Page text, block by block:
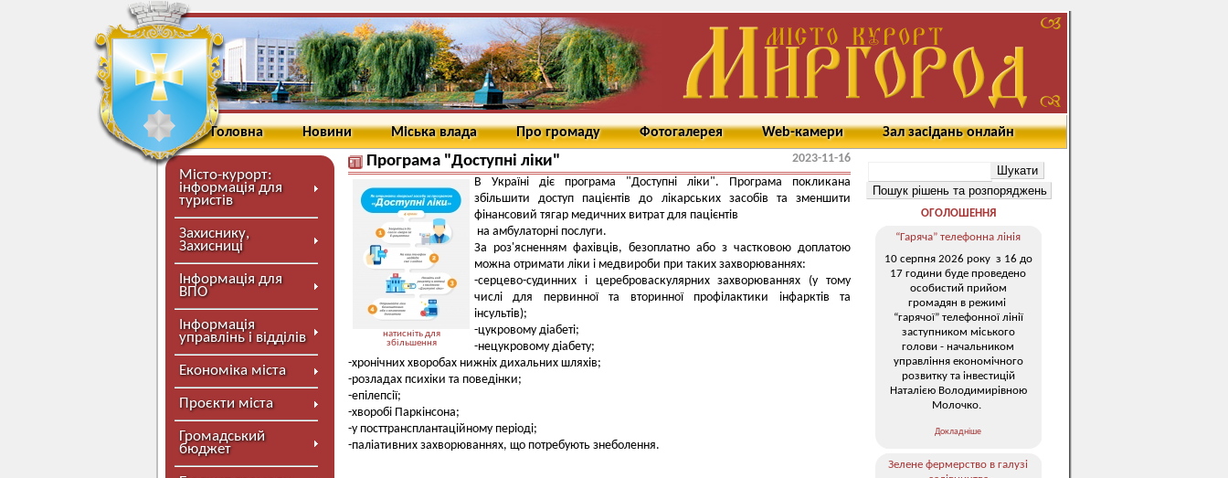
Головна Новини Міська влада Про громаду Фотогалерея Web-камери Зал засідань онлайн
Місто-курорт:
інформація для
туристів
Захиснику,
Захисниці
Інформація для
ВПО
Інформація
управлінь і відділів
Економіка міста
Проєкти міста
Громадський
бюджет
Програма "Доступні ліки" 2023-11-16
натисніть для
збільшення
В Україні діє програма "Доступні ліки". Програма покликана
збільшити доступ пацієнтів до лікарських засобів та зменшити
фінансовий тягар медичних витрат для пацієнтів
на амбулаторні послуги.
За роз'ясненням фахівців, безоплатно або з частковою доплатою
можна отримати ліки і медвироби при таких захворюваннях:
-серцево-судинних і цереброваскулярних захворюваннях (у тому
числі для первинної та вторинної профілактики інфарктів та
інсультів);
-цукровому діабеті;
-нецукровому діабету;
-хронічних хворобах нижніх дихальних шляхів;
-розладах психіки та поведінки;
-епілепсії;
-хворобі Паркінсона;
-у посттрансплантаційному періоді;
-паліативних захворюваннях, що потребують знеболення.
ОГОЛОШЕННЯ
“Гаряча” телефонна лінія
10 серпня 2026 року з 16 до
17 години буде проведено
особистий прийом
громадян в режимі
“гарячої” телефонної лінії
заступником міського
голови - начальником
управління економічного
розвитку та інвестицій
Наталією Володимирівною
Молочко.
Докладніше
Зелене фермерство в галузі